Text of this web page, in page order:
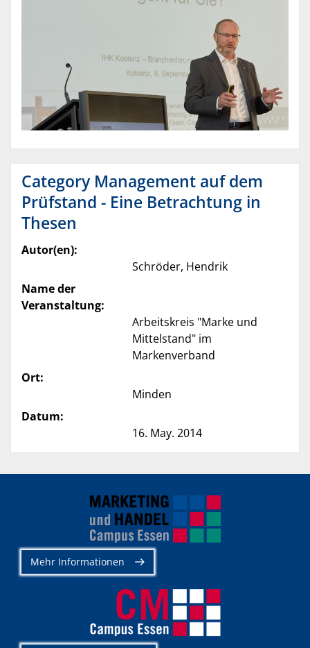
Category Management auf dem
Prüfstand - Eine Betrachtung in
Thesen
Autor(en):
Schröder, Hendrik
Name der
Veranstaltung:
Arbeitskreis "Marke und
Mittelstand" im
Markenverband
Ort:
Minden
Datum:
16. May. 2014
Mehr Informationen